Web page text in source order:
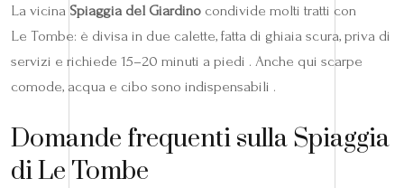
La vicina Spiaggia del Giardino condivide molti tratti con
Le Tombe: è divisa in due calette, fatta di ghiaia scura, priva di
servizi e richiede 15–20 minuti a piedi . Anche qui scarpe
comode, acqua e cibo sono indispensabili .
Domande frequenti sulla Spiaggia
di Le Tombe